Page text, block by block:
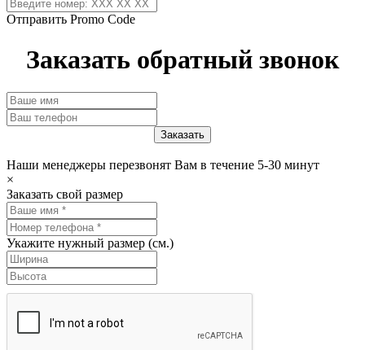
Отправить Promo Code
Заказать обратный звонок
Наши менеджеры перезвонят Вам в течение 5-30 минут
×
Заказать свой размер
Укажите нужный размер (см.)